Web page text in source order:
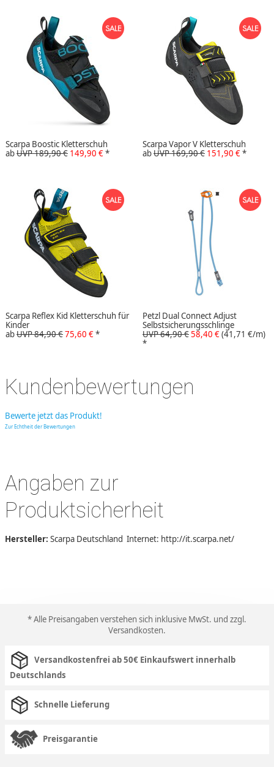
Scarpa Boostic Kletterschuh
abUVP 189,90 € 149,90 €*
Scarpa Vapor V Kletterschuh
abUVP 169,90 € 151,90 €*
Scarpa Reflex Kid Kletterschuh für
Kinder
abUVP 84,90 €75,60 €*
Petzl Dual Connect Adjust
Selbstsicherungsschlinge
UVP 64,90 €58,40 €(41,71 €/m)
*
Kundenbewertungen
Bewerte jetzt das Produkt!
Zur Echtheit der Bewertungen
Angaben zur
Produktsicherheit
Hersteller: Scarpa Deutschland Internet: http://it.scarpa.net/
* Alle Preisangaben verstehen sich inklusive MwSt. und zzgl.
Versandkosten.
Versandkostenfrei ab 50€ Einkaufswert innerhalb
Deutschlands
Schnelle Lieferung
Preisgarantie